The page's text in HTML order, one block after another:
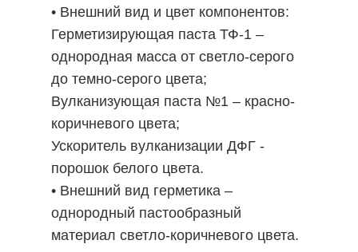
• Внешний вид и цвет компонентов:
Герметизирующая паста ТФ-1 –
однородная масса от светло-серого
до темно-серого цвета;
Вулканизующая паста №1 – красно-
коричневого цвета;
Ускоритель вулканизации ДФГ -
порошок белого цвета.
• Внешний вид герметика –
однородный пастообразный
материал светло-коричневого цвета.